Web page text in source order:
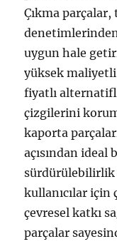
Çıkma
uygun hale
yüksek
fiyatlı
çizgilerini
kaporta
açısından ideal
sürdürülebilirlik
kullanıcılar için
çevresel katkı
parçalar